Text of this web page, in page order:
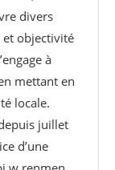
divers
et objectivité
à
mettant en
locale.
juillet
d’une